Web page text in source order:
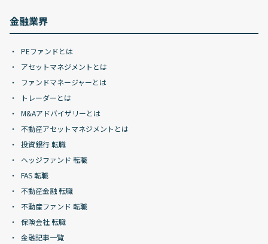
金融業界
PEファンドとは
アセットマネジメントとは
ファンドマネージャーとは
トレーダーとは
M&Aアドバイザリーとは
不動産アセットマネジメントとは
投資銀行 転職
ヘッジファンド 転職
FAS 転職
不動産金融 転職
不動産ファンド 転職
保険会社 転職
金融記事一覧